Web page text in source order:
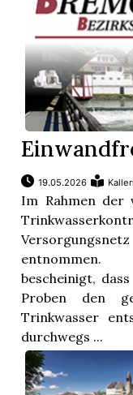
19.05.2026
Im Rahmen der
entnommen.
bescheinigt,
Proben den
Trinkwasser
durchwegs ...